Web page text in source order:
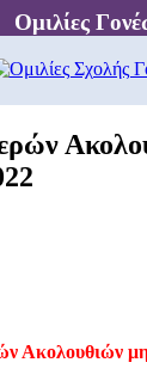
Ομιλίες
Ακολουθιών